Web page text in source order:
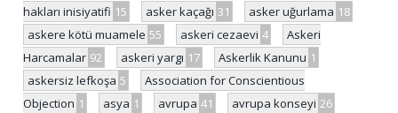
hakları inisiyatifi 15 asker kaçağı 31 asker uğurlama 18
askere kötü muamele 55 askeri cezaevi 4
Askeri
Harcamalar 92 askeri yargı 17 Askerlik Kanunu 1
askersiz lefkoşa 5
Association for Conscientious
Objection 1 asya 1 avrupa 41 avrupa konseyi 26